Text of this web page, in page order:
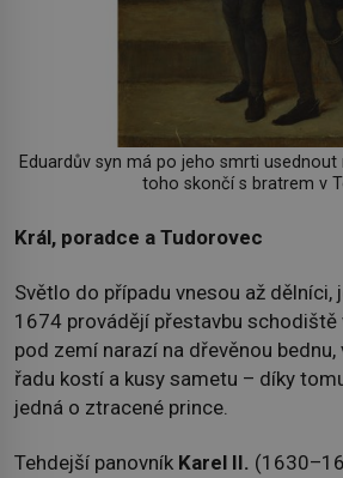
Eduardův syn má po jeho smrti
toho skončí s bratrem v
Král, poradce a Tudorovec
Světlo do případu vnesou až dělníci,
1674 provádějí přestavbu schodiště
pod zemí narazí na dřevěnou bednu,
řadu kostí a kusy sametu – díky
jedná o ztracené prince.
Tehdejší panovník Karel II.